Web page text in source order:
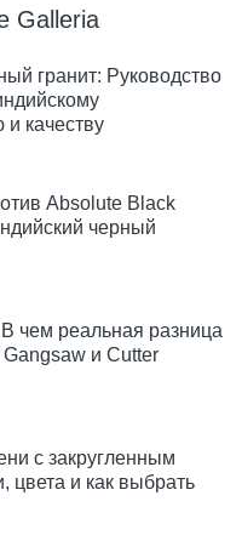
Galleria
гранит: Руководство
качеству
Absolute Black
черный
чем реальная разница
и Cutter
с закругленным
цвета и как выбрать